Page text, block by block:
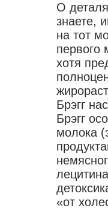
О
знаете,
на тот
первого
хотя
Брэгг
Брэгг
молока
«от